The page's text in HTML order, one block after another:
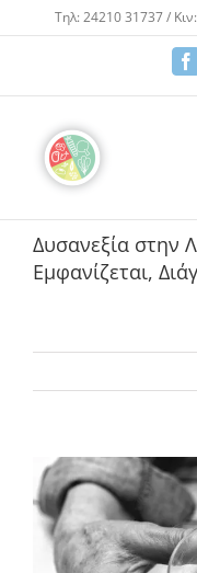
Μετάβαση
στο
Τηλ: 24210 31737 /
Δυσανεξία στην
Εμφανίζεται,
Προβολή
μεγαλύτερης
εικόνας